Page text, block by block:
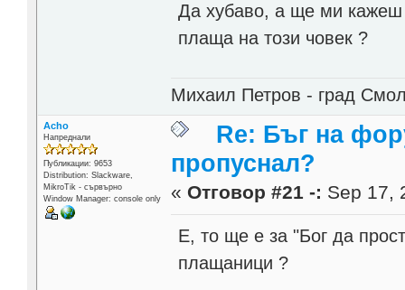
Да хубаво, а ще ми кажеш
плаща на този човек ?
Михаил Петров - град
Acho
Напреднали
Публикации: 9653
Distribution: Slackware,
MikroTik - сървърно
Window Manager: console only
Re: Бъг на
пропуснал?
« Отговор #21 -: Sep 17,
Е, то ще е за "Бог да
плащаници ?